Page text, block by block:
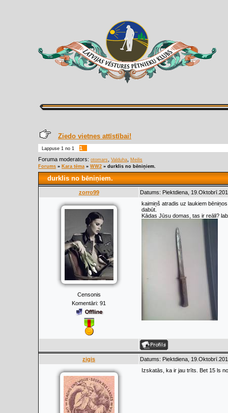
Ziedo vietnes attīstībai!
Lappuse 1 no 1
1
Foruma moderators: otomars Valduha
Meilis
Forums » Kara tēma » WW2 » durklis no bēniņiem.
durklis no bēniņiem.
zorro99 Datums: Piektdiena,
Censonis
Komentāri: 91
kaimiņš atradis uz laukiem
dabūt.
Kādas Jūsu domas, tas ir reāli?
zigis Datums: Piektdiena,
Izskatās, ka ir jau trīts. Bet 15 ls